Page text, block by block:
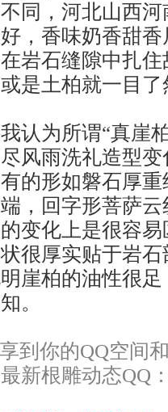
同，河北山西
，香味奶香甜
岩石缝隙中扎
是土柏就一目了
认为所谓“真崖
风雨洗礼造型
的形如磐石厚
，回字形菩萨
变化上是很容
很厚实贴于岩
崖柏的油性很
。
到你的QQ空间
新根雕动态QQ